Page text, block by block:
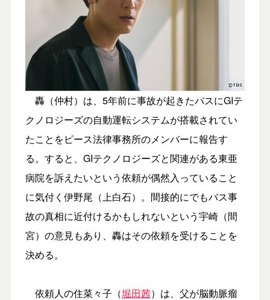
轟（仲村）は、5年前に事故が起きたバスにGIテ
クノロジーズの自動運転システムが搭載されてい
たことをピース法律事務所のメンバーに報告す
る。すると、GIテクノロジーズと関連がある東亜
病院を訴えたいという依頼が偶然入っていること
に気付く伊野尾（上白石）。間接的にでもバス事
故の真相に近付けるかもしれないという宇崎（間
宮）の意見もあり、轟はその依頼を受けることを
決める。
依頼人の住菜々子（堀田茜）は、父が脳動脈瘤